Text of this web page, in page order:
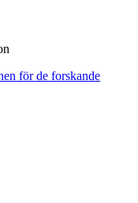
för de forskande